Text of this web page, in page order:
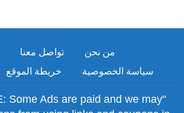
من نحن تواصل معنا
سياسة الخصوصية
خريطة الموقع
Some Ads are paid and we may